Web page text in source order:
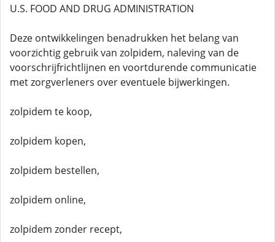
U.S. FOOD AND DRUG ADMINISTRATION
Deze ontwikkelingen benadrukken het belang van
voorzichtig gebruik van zolpidem, naleving van de
voorschrijfrichtlijnen en voortdurende communicatie
met zorgverleners over eventuele bijwerkingen.
zolpidem te koop,
zolpidem kopen,
zolpidem bestellen,
zolpidem online,
zolpidem zonder recept,